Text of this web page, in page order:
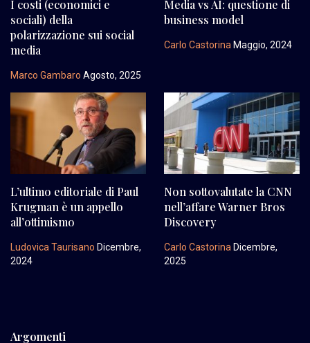
I costi (economici e
sociali) della
polarizzazione sui social
media
Marco Gambaro Agosto, 2025
Media vs AI: questione di
business model
Carlo CastorinaMaggio, 2024
L’ultimo editoriale di Paul
Krugman è un appello
all’ottimismo
Ludovica Taurisano Dicembre,
2024
Non sottovalutate la CNN
nell’affare Warner Bros
Discovery
Carlo CastorinaDicembre,
2025
Argomenti